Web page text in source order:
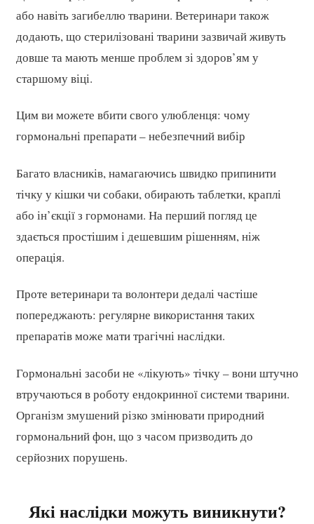
або навіть загибеллю тварини. Ветеринари також
додають, що стерилізовані тварини зазвичай живуть
довше та мають менше проблем зі здоров’ям у
старшому віці.
Цим ви можете вбити свого улюбленця: чому
гормональні препарати – небезпечний вибір
Багато власників, намагаючись швидко припинити
тічку у кішки чи собаки, обирають таблетки, краплі
або ін’єкції з гормонами. На перший погляд це
здається простішим і дешевшим рішенням, ніж
операція.
Проте ветеринари та волонтери дедалі частіше
попереджають: регулярне використання таких
препаратів може мати трагічні наслідки.
Гормональні засоби не «лікують» тічку – вони штучно
втручаються в роботу ендокринної системи тварини.
Організм змушений різко змінювати природний
гормональний фон, що з часом призводить до
серйозних порушень.
Які наслідки можуть виникнути?